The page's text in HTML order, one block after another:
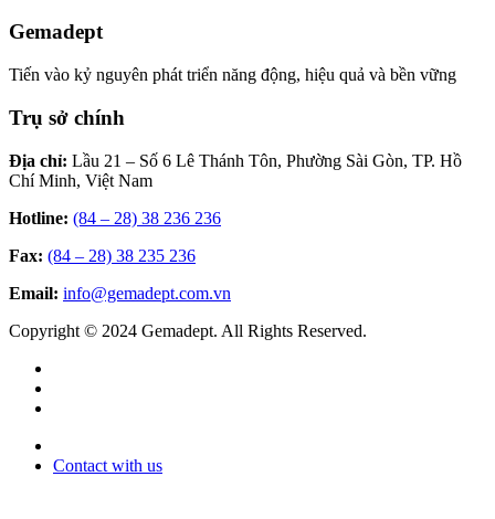
Gemadept
Tiến vào kỷ nguyên phát triển năng động, hiệu quả và bền vững
Trụ sở chính
Địa chỉ: Lầu 21 – Số 6 Lê Thánh Tôn, Phường Sài Gòn, TP. Hồ
Chí Minh, Việt Nam
Hotline: (84 – 28) 38 236 236
Fax: (84 – 28) 38 235 236
Email: info@gemadept.com.vn
Copyright © 2024 Gemadept. All Rights Reserved.
Contact with us